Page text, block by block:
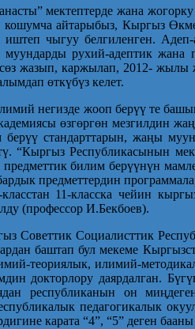
мектептерде жана
айтарыбыз, Кыргыз
чыгуу белгиленген.
рухий-адептик жана
жазып, каржылап, 2012- жылы
өткүбүз келет.
негизде жооп берүү те
өзгөргөн мезгилдин
стандарттарын, жаңы
“Кыргыз Республикасынын
билим берүүнүн
предметтердин
11-класска чейин
(профессор И.Бекбоев).
Советтик Социалисттик
баштап бул мекеме
теориялык, илимий-
докторлору даярдалган.
республиканын он
педагогикалык
карата “4”, “5” деген бааны